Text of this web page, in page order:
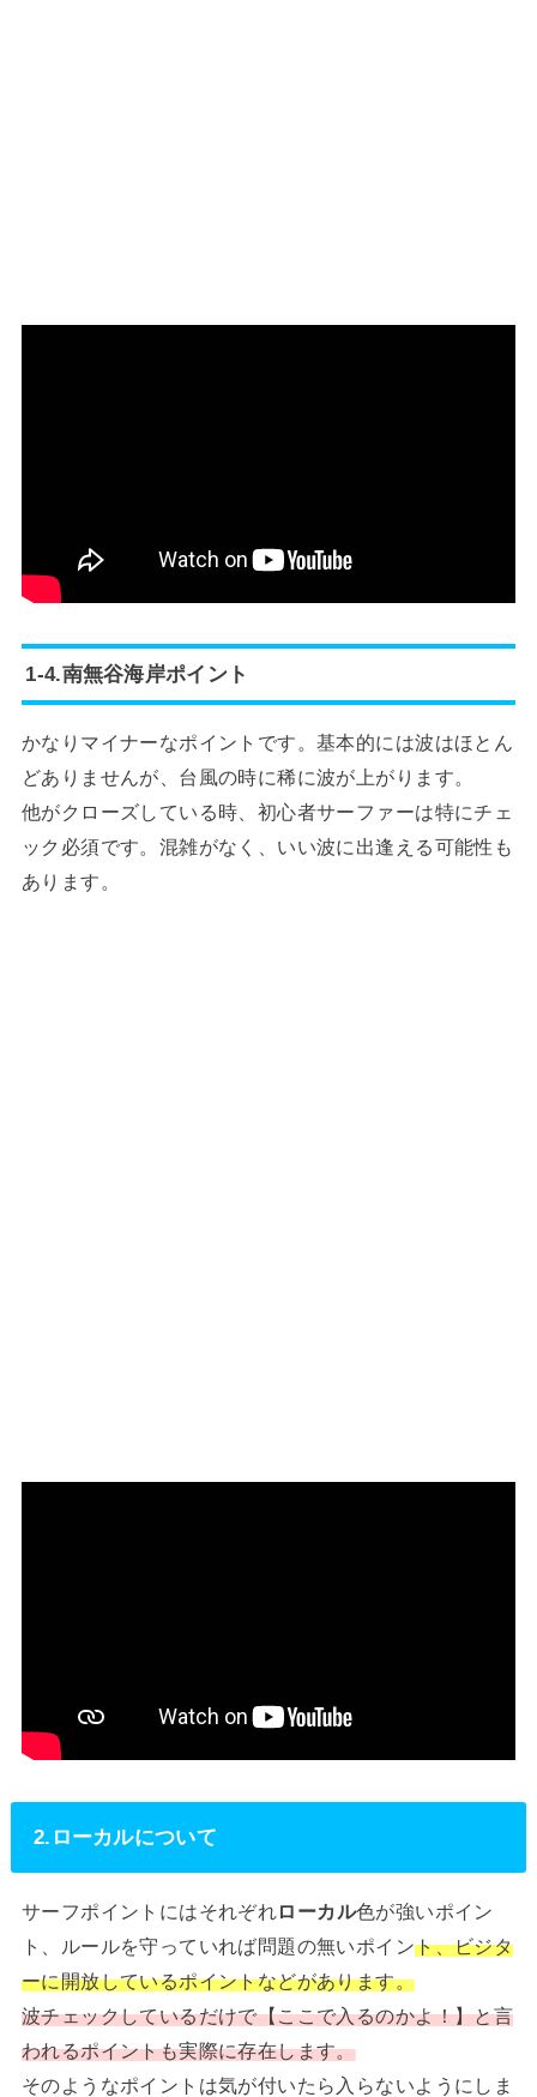
1-4.南無谷海岸ポイント
かなりマイナーなポイントです。基本的には波はほとん
どありませんが、台風の時に稀に波が上がります。
他がクローズしている時、初心者サーファーは特にチェ
ック必須です。混雑がなく、いい波に出逢える可能性も
あります。
2.ローカルについて
サーフポイントにはそれぞれ ローカル色が強いポイン
ト、ルールを守っていれば問題の無いポイント、ビジタ
ーに開放しているポイントなどがあります。
波チェックしているだけで【ここで入るのかよ！】と言
われるポイントも実際に存在します。
そのようなポイントは気が付いたら入らないようにしま